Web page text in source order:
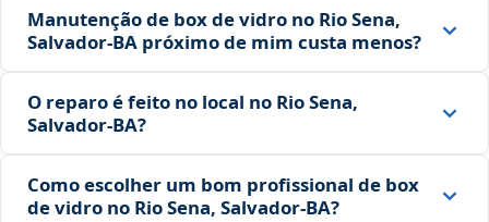
Manutenção de box de vidro no Rio Sena,
Salvador‑BA próximo de mim custa menos?
O reparo é feito no local no Rio Sena,
Salvador‑BA?
Como escolher um bom profissional de box
de vidro no Rio Sena, Salvador‑BA?